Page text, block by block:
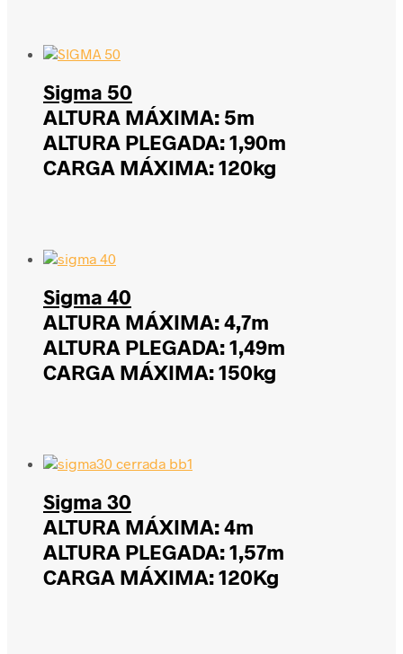
Sigma 50
ALTURA MÁXIMA: 5m
ALTURA PLEGADA: 1,90m
CARGA MÁXIMA: 120kg
Sigma 40
ALTURA MÁXIMA: 4,7m
ALTURA PLEGADA: 1,49m
CARGA MÁXIMA: 150kg
Sigma 30
ALTURA MÁXIMA: 4m
ALTURA PLEGADA: 1,57m
CARGA MÁXIMA: 120Kg